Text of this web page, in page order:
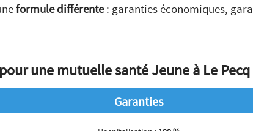
formule différente: garanties économiques,
une mutuelle santé Jeune à Le Pecq
Garanties